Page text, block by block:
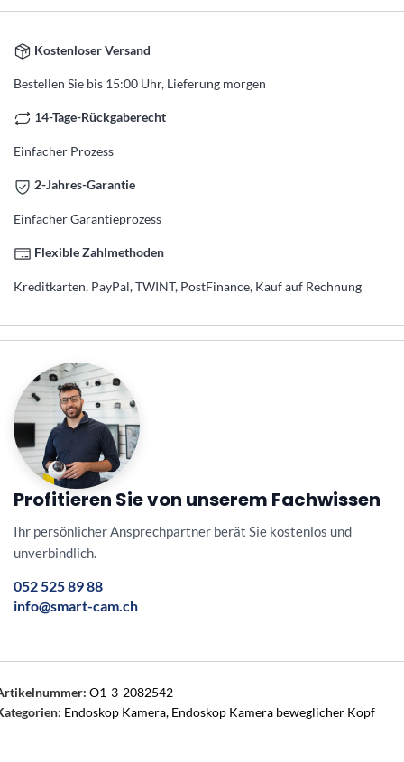
Kostenloser Versand
Bestellen Sie bis 15:00 Uhr, Lieferung morgen
14-Tage-Rückgaberecht
Einfacher Prozess
2-Jahres-Garantie
Einfacher Garantieprozess
Flexible Zahlmethoden
Kreditkarten, PayPal, TWINT, PostFinance, Kauf auf Rechnung
Profitieren Sie von unserem Fachwissen
Ihr persönlicher Ansprechpartner berät Sie kostenlos und
unverbindlich.
052 525 89 88
info@smart-cam.ch
O1-3-2082542
Endoskop Kamera, Endoskop Kamera beweglicher Kopf